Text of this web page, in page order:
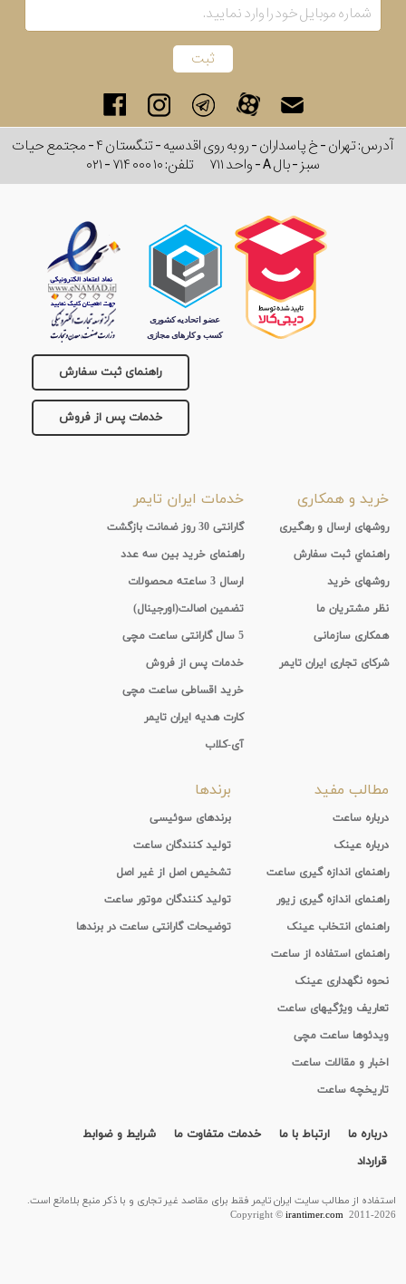
آدرس: تهران - خ پاسداران - رو به روی اقدسیه - تنگستان ۴ - مجتمع حیات
سبز - بال A - واحد ۷۱۱
تلفن:۰۲۱ - ۷۱۴ ۰۰۰ ۱۰
راهنمای ثبت سفارش
خدمات پس از فروش
خرید و همکاری
روشهای ارسال و رهگیری
راهنماي ثبت سفارش
روشهای خرید
نظر مشتریان ما
همکاری سازمانی
شرکای تجاری ایران تایمر
خدمات ایران تایمر
گارانتی 30 روز ضمانت بازگشت
راهنمای خرید بین سه عدد
ارسال 3 ساعته محصولات
تضمین اصالت(اورجینال)
5 سال گارانتی ساعت مچی
خدمات پس از فروش
خرید اقساطی ساعت مچی
کارت هدیه ایران تایمر
آی-کلاب
مطالب مفید
درباره ساعت
درباره عینک
راهنمای اندازه گیری ساعت
راهنمای اندازه گیری زیور
راهنمای انتخاب عینک
راهنمای استفاده از ساعت
نحوه نگهداری عینک
تعاریف ویژگیهای ساعت
ویدئوها ساعت مچی
اخبار و مقالات ساعت
تاریخچه ساعت
برندها
برندهای سوئیسی
تولید کنندگان ساعت
تشخیص اصل از غیر اصل
تولید کنندگان موتور ساعت
توضیحات گارانتی ساعت در برندها
درباره ما ارتباط با ما خدمات متفاوت ما
شرایط و ضوابط
قرارداد
استفاده از مطالب سايت ایران تایمر فقط برای مقاصد غیر تجاری و با ذکر منبع بلامانع است.
Copyright ©irantimer.com2011-2026